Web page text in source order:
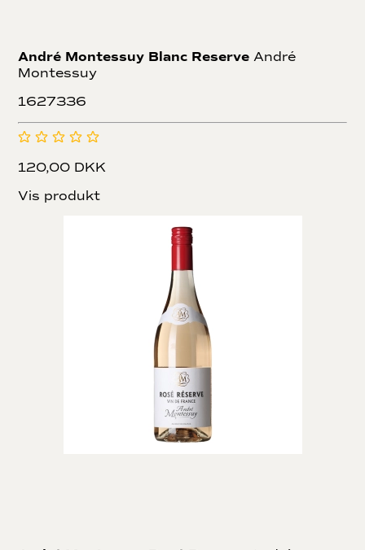
André Montessuy Blanc Reserve André
Montessuy
1627336
120,00 DKK
Vis produkt